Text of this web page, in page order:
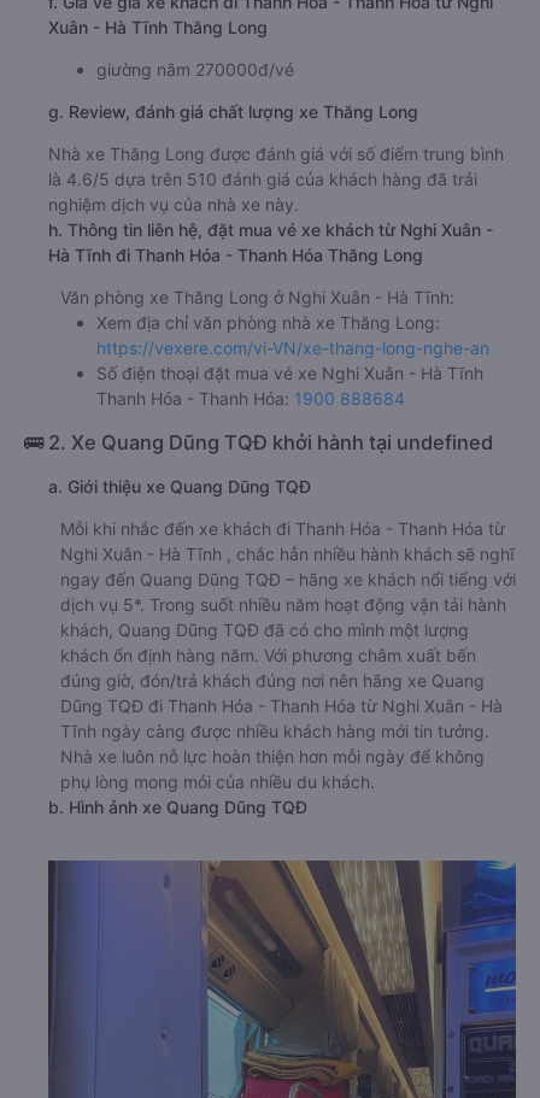
Xuân - Hà Tĩnh Thăng Long
giường nằm 270000đ/vé
g. Review, đánh giá chất lượng xe Thăng Long
Nhà xe Thăng Long được đánh giá với số điểm trung bình
là 4.6/5 dựa trên 510 đánh giá của khách hàng đã trải
nghiệm dịch vụ của nhà xe này.
h. Thông tin liên hệ, đặt mua vé xe khách từ Nghi Xuân -
Hà Tĩnh đi Thanh Hóa - Thanh Hóa Thăng Long
Văn phòng xe Thăng Long ở Nghi Xuân - Hà Tĩnh:
Xem địa chỉ văn phòng nhà xe Thăng Long:
https://vexere.com/vi-VN/xe-thang-long-nghe-an
Số điện thoại đặt mua vé xe Nghi Xuân - Hà Tĩnh
Thanh Hóa - Thanh Hóa: 1900 888684
🚌 2. Xe Quang Dũng TQĐ khởi hành tại undefined
a. Giới thiệu xe Quang Dũng TQĐ
Mỗi khi nhắc đến xe khách đi Thanh Hóa - Thanh Hóa từ
Nghi Xuân - Hà Tĩnh , chắc hẳn nhiều hành khách sẽ nghĩ
ngay đến Quang Dũng TQĐ – hãng xe khách nổi tiếng với
dịch vụ 5*. Trong suốt nhiều năm hoạt động vận tải hành
khách, Quang Dũng TQĐ đã có cho mình một lượng
khách ổn định hàng năm. Với phương châm xuất bến
đúng giờ, đón/trả khách đúng nơi nên hãng xe Quang
Dũng TQĐ đi Thanh Hóa - Thanh Hóa từ Nghi Xuân - Hà
Tĩnh ngày càng được nhiều khách hàng mới tin tưởng.
Nhà xe luôn nỗ lực hoàn thiện hơn mỗi ngày để không
phụ lòng mong mỏi của nhiều du khách.
b. Hình ảnh xe Quang Dũng TQĐ